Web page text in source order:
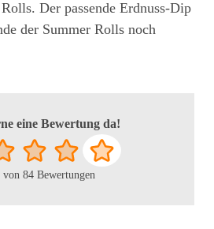
Der passende Erdnuss-Dip
der Summer Rolls noch
eine Bewertung da!
von 84 Bewertungen